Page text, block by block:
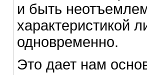
и быть
характеристикой
одновременно.
Это дает нам